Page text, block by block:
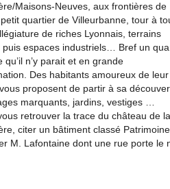
Maisons-Neuves, aux frontières de
quartier de Villeurbanne, tour à
de riches Lyonnais, terrains
puis espaces industriels… Bref un
qu’il n’y parait et en grande
Des habitants amoureux de leur
proposent de partir à sa
marquants, jardins, vestiges …
retrouver la trace du château de la
citer un bâtiment classé
M. Lafontaine dont une rue porte le